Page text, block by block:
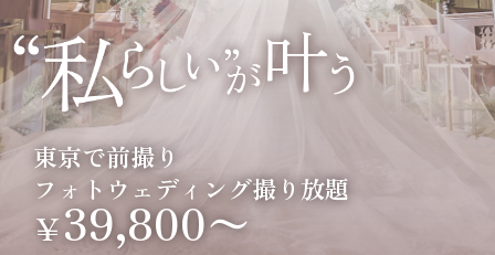
東京で前撮り
フォトウェディング撮り放題
￥39,800〜